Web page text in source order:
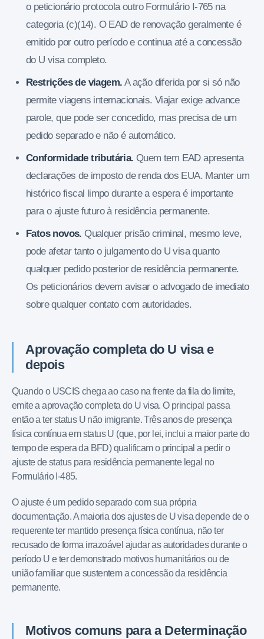
o peticionário protocola outro Formulário I-765 na
categoria (c)(14). O EAD de renovação geralmente é
emitido por outro período e continua até a concessão
do U visa completo.
Restrições de viagem. A ação diferida por si só não
permite viagens internacionais. Viajar exige advance
parole, que pode ser concedido, mas precisa de um
pedido separado e não é automático.
Conformidade tributária. Quem tem EAD apresenta
declarações de imposto de renda dos EUA. Manter um
histórico fiscal limpo durante a espera é importante
para o ajuste futuro à residência permanente.
Fatos novos. Qualquer prisão criminal, mesmo leve,
pode afetar tanto o julgamento do U visa quanto
qualquer pedido posterior de residência permanente.
Os peticionários devem avisar o advogado de imediato
sobre qualquer contato com autoridades.
Aprovação completa do U visa e
depois
Quando o USCIS chega ao caso na frente da fila do limite,
emite a aprovação completa do U visa. O principal passa
então a ter status U não imigrante. Três anos de presença
física contínua em status U (que, por lei, inclui a maior parte do
tempo de espera da BFD) qualificam o principal a pedir o
ajuste de status para residência permanente legal no
Formulário I-485.
O ajuste é um pedido separado com sua própria
documentação. A maioria dos ajustes de U visa depende de o
requerente ter mantido presença física contínua, não ter
recusado de forma irrazoável ajudar as autoridades durante o
período U e ter demonstrado motivos humanitários ou de
união familiar que sustentem a concessão da residência
permanente.
Motivos comuns para a Determinação